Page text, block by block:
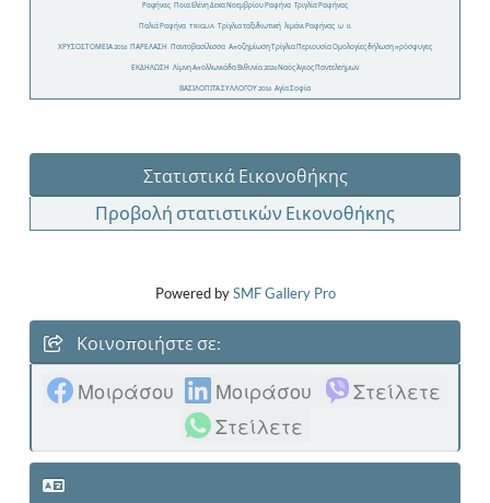
Ραφήνας Ποια Ελένη Δεκα Νοεμβρίου Ραφήνα Τριγλία Ραφήνας
Παλιά Ραφήνα TRIGLIA Τρίγλια ταξιδιωτική λιμάνι Ραφήνας ω ιι
ΧΡΥΣΟΣΤΟΜΕΙΑ 2016 ΠΑΡΕΛΑΣΗ Παντοβασίλισσα Αποζημίωση Τρίγλια Περιουσία Ομολογίες δήλωση πρόσφυγες
ΕΚΔΗΛΩΣΗ Λίμνη Απολλωνιάδα Βιθυνία 2026 Ναός Άγιος Παντελεήμων
ΒΑΣΙΛΟΠΙΤΑ ΣΥΛΛΟΓΟΥ 2016 Αγία Σοφία
Στατιστικά Εικονοθήκης
Προβολή στατιστικών Εικονοθήκης
Powered bySMF Gallery Pro
Κοινοποιήστε σε:
Μοιράσου Μοιράσου
Στείλετε
Στείλετε